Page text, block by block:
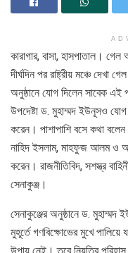
কারাগার, বাসা, হাসপাতাল।
দীর্ঘদিন পর রাষ্ট্রীয় মঞ্চে দেখা
অনুষ্ঠানে যোগ দিলেন সাবেক এই
উপদেষ্টা ড. মুহাম্মদ ইউনূসও
করেন। পাশাপাশি বসে কথা
নাহিদ ইসলাম, মাহফুজ আলম ও
করেন। রাজনীতিবিদ, সশস্ত্র
সেনাকুঞ্জ।
সেনাকুঞ্জের অনুষ্ঠানে ড.
মুহূর্তে গণবিক্ষোভের মুখে পালিয়ে